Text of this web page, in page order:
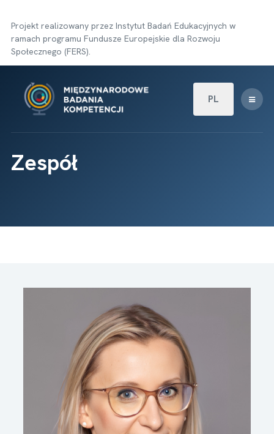
Projekt realizowany przez Instytut Badań Edukacyjnych w
ramach programu Fundusze Europejskie dla Rozwoju
Społecznego (FERS).
Wybierz swój język
PL
Zespół